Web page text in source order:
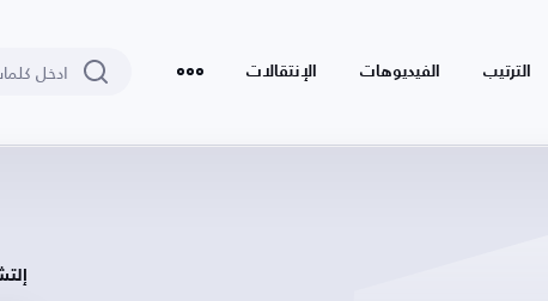
الترتيب الفيديوهات الإنتقالات